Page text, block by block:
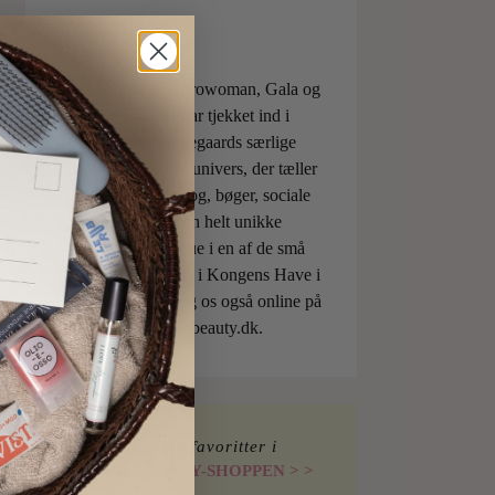
ELLE, Vogue, Eurowoman, Gala og
Aftonbladet har tjekket ind i
Charlotte Torpegaards særlige
ILOVEBEAUTYunivers, der tæller
både skønhedsblog, bøger, sociale
medier og den helt unikke
skønhedsboutique i en af de små
berømte pavilloner i Kongens Have i
København. Besøg os også online på
shop.ilovebeauty.dk.
Find mine favoritter i
I LOVE BEAUTY-SHOPPEN > >